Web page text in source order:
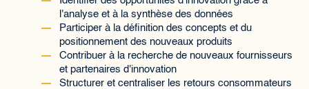
l'analyse et à la synthèse des données
Participer à la définition des concepts et du
positionnement des nouveaux produits
Contribuer à la recherche de nouveaux fournisseurs
et partenaires d'innovation
Structurer et centraliser les retours consommateurs